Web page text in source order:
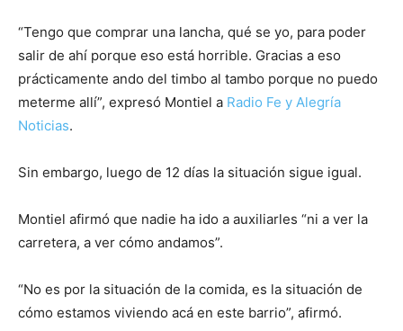
“Tengo que comprar una lancha, qué se yo, para poder
salir de ahí porque eso está horrible. Gracias a eso
prácticamente ando del timbo al tambo porque no puedo
meterme allí”, expresó Montiel a Radio Fe y Alegría
Noticias.
Sin embargo, luego de 12 días la situación sigue igual.
Montiel afirmó que nadie ha ido a auxiliarles “ni a ver la
carretera, a ver cómo andamos”.
“No es por la situación de la comida, es la situación de
cómo estamos viviendo acá en este barrio”, afirmó.